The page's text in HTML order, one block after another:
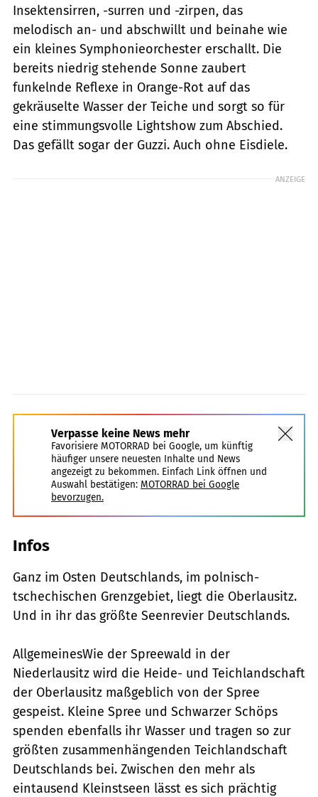
Insektensirren, -surren und -zirpen, das
melodisch an- und abschwillt und beinahe wie
ein kleines Symphonieorchester erschallt. Die
bereits niedrig stehende Sonne zaubert
funkelnde Reflexe in Orange-Rot auf das
gekräuselte Wasser der Teiche und sorgt so für
eine stimmungsvolle Lightshow zum Abschied.
Das gefällt sogar der Guzzi. Auch ohne Eisdiele.
ANZEIGE
Verpasse keine News mehr
Favorisiere MOTORRAD bei Google, um künftig
häufiger unsere neuesten Inhalte und News
angezeigt zu bekommen. Einfach Link öffnen und
Auswahl bestätigen: MOTORRAD bei Google
bevorzugen.
Infos
Ganz im Osten Deutschlands, im polnisch-
tschechischen Grenzgebiet, liegt die Oberlausitz.
Und in ihr das größte Seenrevier Deutschlands.
AllgemeinesWie der Spreewald in der
Niederlausitz wird die Heide- und Teichlandschaft
der Oberlausitz maßgeblich von der Spree
gespeist. Kleine Spree und Schwarzer Schöps
spenden ebenfalls ihr Wasser und tragen so zur
größten zusammenhängenden Teichlandschaft
Deutschlands bei. Zwischen den mehr als
eintausend Kleinstseen lässt es sich prächtig